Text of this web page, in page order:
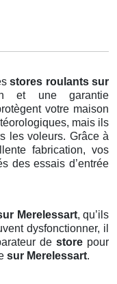
stores roulants sur
et une garantie
votre maison
mais ils
les voleurs. Grâce à
fabrication, vos
des essais d’entrée
Merelessart, qu’ils
dysfonctionner, il
de storepour
sur Merelessart.